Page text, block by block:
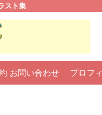
スト集
お問い合わせ プロフ